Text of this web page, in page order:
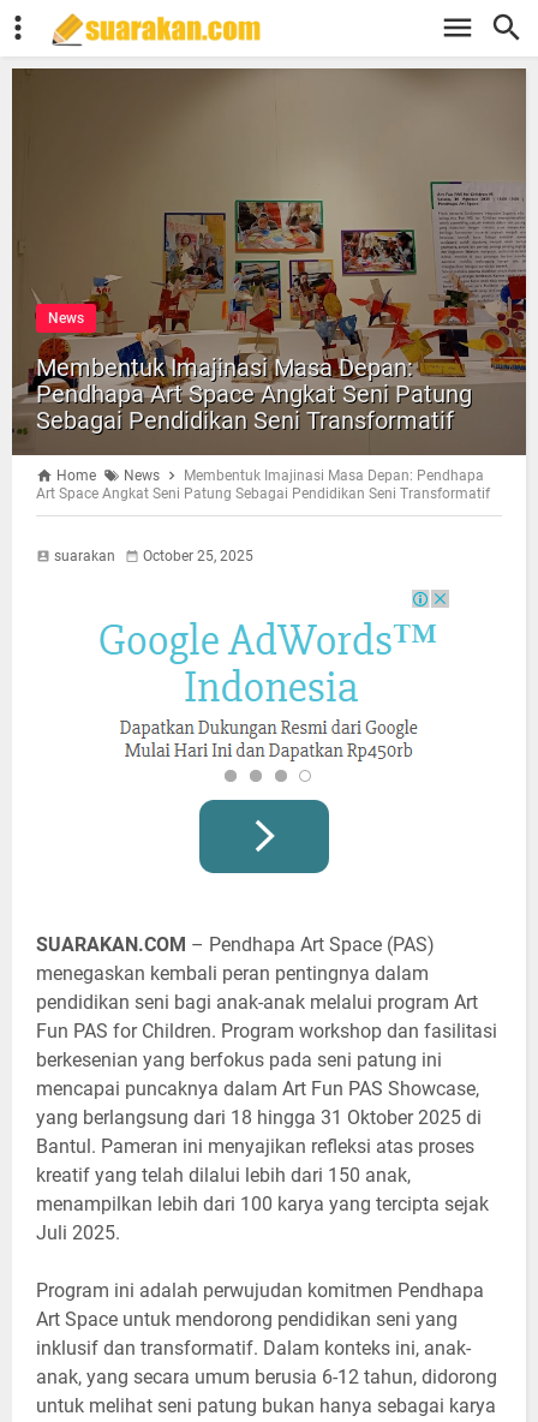
News
Membentuk Imajinasi Masa Depan:
Pendhapa Art Space Angkat Seni Patung
Sebagai Pendidikan Seni Transformatif
Home News
Membentuk Imajinasi Masa Depan: Pendhapa
Art Space Angkat Seni Patung Sebagai Pendidikan Seni Transformatif
suarakan October 25, 2025
SUARAKAN.COM – Pendhapa Art Space (PAS)
menegaskan kembali peran pentingnya dalam
pendidikan seni bagi anak-anak melalui program Art
Fun PAS for Children. Program workshop dan fasilitasi
berkesenian yang berfokus pada seni patung ini
mencapai puncaknya dalam Art Fun PAS Showcase,
yang berlangsung dari 18 hingga 31 Oktober 2025 di
Bantul. Pameran ini menyajikan refleksi atas proses
kreatif yang telah dilalui lebih dari 150 anak,
menampilkan lebih dari 100 karya yang tercipta sejak
Juli 2025.
Program ini adalah perwujudan komitmen Pendhapa
Art Space untuk mendorong pendidikan seni yang
inklusif dan transformatif. Dalam konteks ini, anak-
anak, yang secara umum berusia 6-12 tahun, didorong
untuk melihat seni patung bukan hanya sebagai karya